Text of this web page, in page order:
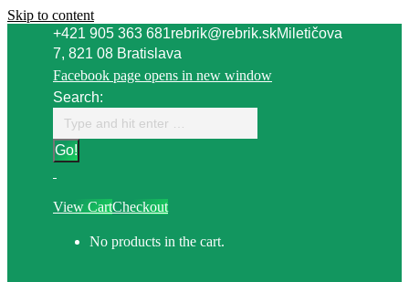
Skip to content
+421 905 363 681rebrik@rebrik.skMiletičova
7, 821 08 Bratislava
Facebook page opens in new window
Search:
View CartCheckout
No products in the cart.